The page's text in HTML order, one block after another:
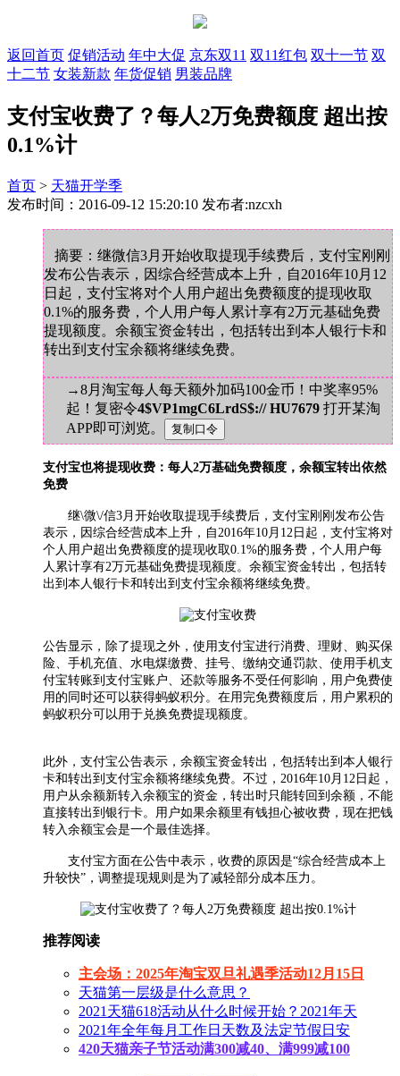
返回首页 促销活动 年中大促 京东双11 双11红包 双十一节 双
十二节 女装新款 年货促销 男装品牌
支付宝收费了？每人2万免费额度 超出按
0.1%计
首页 > 天猫开学季
发布时间：2016-09-12 15:20:10 发布者:nzcxh
摘要：继微信3月开始收取提现手续费后，支付宝刚刚
发布公告表示，因综合经营成本上升，自2016年10月12
日起，支付宝将对个人用户超出免费额度的提现收取
0.1%的服务费，个人用户每人累计享有2万元基础免费
提现额度。余额宝资金转出，包括转出到本人银行卡和
转出到支付宝余额将继续免费。
→8月淘宝每人每天额外加码100金币！中奖率95%
起！复密令4$VP1mgC6LrdS$:// HU7679 打开某淘
APP即可浏览。
支付宝也将提现收费：每人2万基础免费额度，余额宝转出依然
免费
继\微\/信3月开始收取提现手续费后，支付宝刚刚发布公告
表示，因综合经营成本上升，自2016年10月12日起，支付宝将对
个人用户超出免费额度的提现收取0.1%的服务费，个人用户每
人累计享有2万元基础免费提现额度。余额宝资金转出，包括转
出到本人银行卡和转出到支付宝余额将继续免费。
公告显示，除了提现之外，使用支付宝进行消费、理财、购买保
险、手机充值、水电煤缴费、挂号、缴纳交通罚款、使用手机支
付宝转账到支付宝账户、还款等服务不受任何影响，用户免费使
用的同时还可以获得蚂蚁积分。在用完免费额度后，用户累积的
蚂蚁积分可以用于兑换免费提现额度。
此外，支付宝公告表示，余额宝资金转出，包括转出到本人银行
卡和转出到支付宝余额将继续免费。不过，2016年10月12日起，
用户从余额新转入余额宝的资金，转出时只能转回到余额，不能
直接转出到银行卡。用户如果余额里有钱担心被收费，现在把钱
转入余额宝会是一个最佳选择。
支付宝方面在公告中表示，收费的原因是“综合经营成本上
升较快”，调整提现规则是为了减轻部分成本压力。
推荐阅读
主会场：2025年淘宝双旦礼遇季活动12月15日
天猫第一层级是什么意思？
2021天猫618活动从什么时候开始？2021年天
2021年全年每月工作日天数及法定节假日安
420天猫亲子节活动满300减40、满999减100